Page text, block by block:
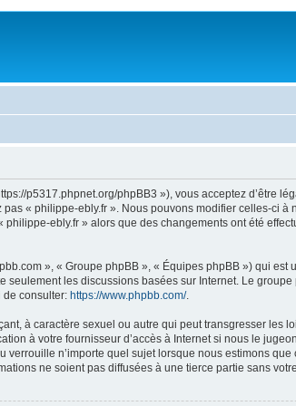
p5317.phpnet.org/phpBB3 »), vous acceptez d’être
« philippe-ebly.fr ». Nous pouvons modifier celles-ci
ebly.fr » alors que des changements ont été
», « Groupe phpBB », « Équipes phpBB ») qui
seulement les discussions basées sur Internet. Le
de consulter: https://www.phpbb.com/.
à caractère sexuel ou autre qui peut transgresser les
à votre fournisseur d’accès à Internet si nous le
n’importe quel sujet lorsque nous estimons
ne soient pas diffusées à une tierce partie sans